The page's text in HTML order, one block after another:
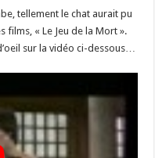
tellement le chat aurait pu
films, « Le Jeu de la Mort ».
sur la vidéo ci-dessous…